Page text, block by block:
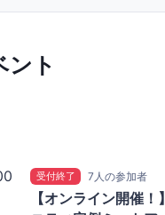
ント
受付終了 7人の参加者
【オンライン開催